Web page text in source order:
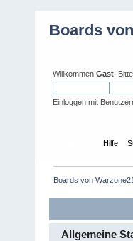
Boards
Willkommen Gast . Bitte
Einloggen mit
Hilfe
Boards von
Allgemeine